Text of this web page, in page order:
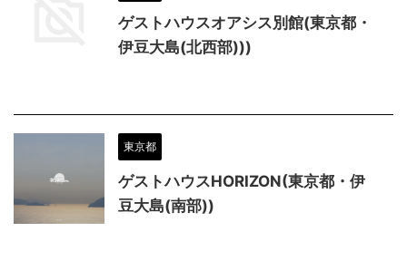
ゲストハウスオアシス別館(東京都・
伊豆大島(北西部)))
東京都
ゲストハウスHORIZON(東京都・伊
豆大島(南部))